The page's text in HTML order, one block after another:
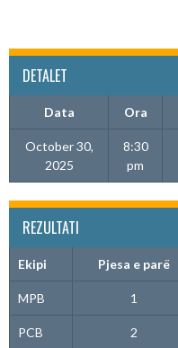
DETALET
Data Ora
October 30,
2025
8:30
pm
REZULTATI
Ekipi Pjesa e parë
MPB 1
PCB 2